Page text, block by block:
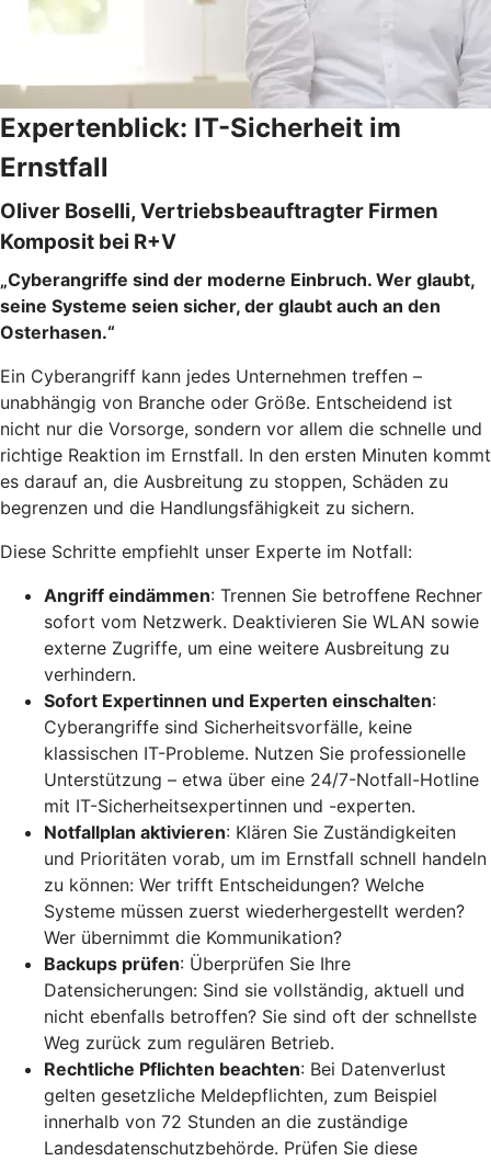
Expertenblick: IT-Sicherheit im
Ernstfall
Oliver Boselli, Vertriebsbeauftragter Firmen
Komposit bei R+V
„Cyberangriffe sind der moderne Einbruch. Wer glaubt,
seine Systeme seien sicher, der glaubt auch an den
Osterhasen.“
Ein Cyberangriff kann jedes Unternehmen treffen –
unabhängig von Branche oder Größe. Entscheidend ist
nicht nur die Vorsorge, sondern vor allem die schnelle und
richtige Reaktion im Ernstfall. In den ersten Minuten kommt
es darauf an, die Ausbreitung zu stoppen, Schäden zu
begrenzen und die Handlungsfähigkeit zu sichern.
Diese Schritte empfiehlt unser Experte im Notfall:
Angriff eindämmen: Trennen Sie betroffene Rechner
sofort vom Netzwerk. Deaktivieren Sie WLAN sowie
externe Zugriffe, um eine weitere Ausbreitung zu
verhindern.
Sofort Expertinnen und Experten einschalten:
Cyberangriffe sind Sicherheitsvorfälle, keine
klassischen IT-Probleme. Nutzen Sie professionelle
Unterstützung – etwa über eine 24/7-Notfall-Hotline
mit IT-Sicherheitsexpertinnen und -experten.
Notfallplan aktivieren: Klären Sie Zuständigkeiten
und Prioritäten vorab, um im Ernstfall schnell handeln
zu können: Wer trifft Entscheidungen? Welche
Systeme müssen zuerst wiederhergestellt werden?
Wer übernimmt die Kommunikation?
Backups prüfen: Überprüfen Sie Ihre
Datensicherungen: Sind sie vollständig, aktuell und
nicht ebenfalls betroffen? Sie sind oft der schnellste
Weg zurück zum regulären Betrieb.
Rechtliche Pflichten beachten: Bei Datenverlust
gelten gesetzliche Meldepflichten, zum Beispiel
innerhalb von 72 Stunden an die zuständige
Landesdatenschutzbehörde. Prüfen Sie diese